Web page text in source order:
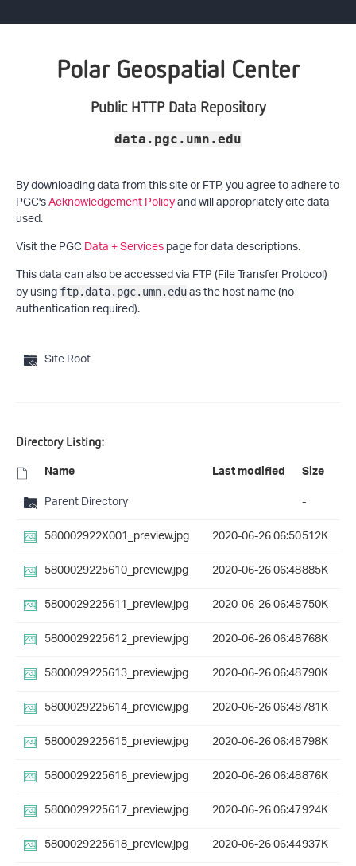
Polar Geospatial Center
Public HTTP Data Repository
data.pgc.umn.edu
By downloading data from this site or FTP, you agree to adhere to
PGC'sAcknowledgement Policyand will appropriately cite data
used.
Visit the PGCData + Servicespage for data descriptions.
This data can also be accessed via FTP (File Transfer Protocol)
by using ftp.data.pgc.umn.eduas the host name (no
authentication required).
Site Root
Directory Listing:
Name Last modified Size
Parent Directory
-
580002922X001_preview.jpg
2020-06-26 06:50512K
5800029225610_preview.jpg
2020-06-26 06:48885K
5800029225611_preview.jpg
2020-06-26 06:48750K
5800029225612_preview.jpg
2020-06-26 06:48768K
5800029225613_preview.jpg
2020-06-26 06:48790K
5800029225614_preview.jpg
2020-06-26 06:48781K
5800029225615_preview.jpg
2020-06-26 06:48798K
5800029225616_preview.jpg
2020-06-26 06:48876K
5800029225617_preview.jpg
2020-06-26 06:47924K
5800029225618_preview.jpg
2020-06-26 06:44937K